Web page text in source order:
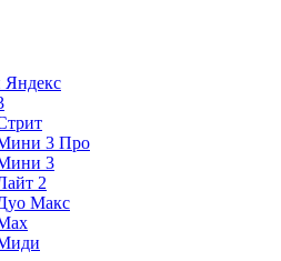
Яндекс
3 Про
3
2
Макс